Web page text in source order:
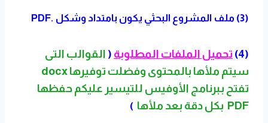
(3) ملف المشروع البحثي يكون بامتداد وشكل .PDF
(4) تحميل الملفات المطلوبة ( القوالب التى
تفتح ببرنامج الأوفيس للتيسير عليكم حفظها
PDF بكل دقة بعد ملأها
)